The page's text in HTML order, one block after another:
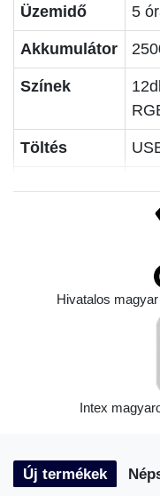
Üzemidő 5
Akkumulátor
Színek
Töltés
2kg
Hivatalos
Intex
Új termékek